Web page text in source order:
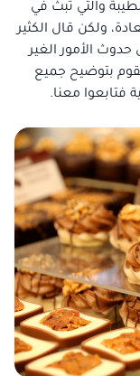
والتي تبث في
ولكن قال الكثير
الأمور الغير
بتوضيح جميع
فتابعوا معنا.